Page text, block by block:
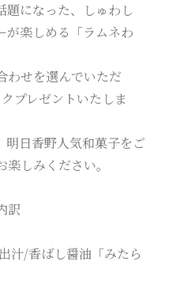
題になった、しゅわし
が楽しめる「ラムネわ
わせを選んでいただ
プレゼントいたしま
明日香野人気和菓子をご
しみください。
訳
汁/香ばし醤油「みたら